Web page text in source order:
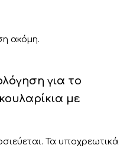
ακόμη.
για το
με
Τα υποχρεωτικά